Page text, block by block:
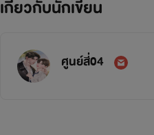
เกี่ยวกับนักเขียน
ศูนย์สี่04